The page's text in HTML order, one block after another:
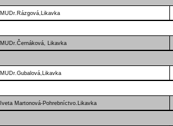
MUDr.Rázgová,Likavka
MUDr.Černáková, Likavka
MUDr.Gubalová,Likavka
Iveta Martonová-Pohrebníctvo.Likavka